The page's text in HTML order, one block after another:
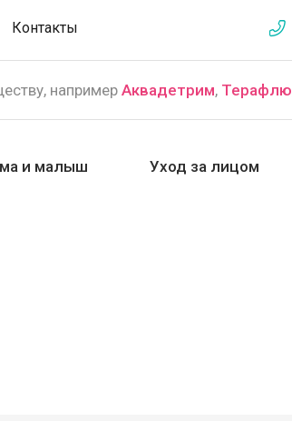
Контакты
например Аквадетрим, Терафлю
и малыш Уход за лицом